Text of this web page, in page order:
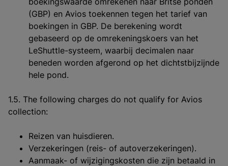
(GBP) en Avios toekennen tegen het tarief van
boekingen in GBP. De berekening wordt
gebaseerd op de omrekeningskoers van het
LeShuttle-systeem, waarbij decimalen naar
beneden worden afgerond op het dichtstbijzijnde
hele pond.
1.5. The following charges do not qualify for Avios
collection:
Reizen van huisdieren.
Verzekeringen (reis- of autoverzekeringen).
Aanmaak- of wijzigingskosten die zijn betaald in